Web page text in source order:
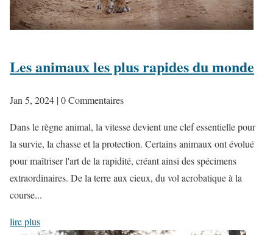
Les animaux les plus rapides du monde
Jan 5, 2024 | 0 Commentaires
Dans le règne animal, la vitesse devient une clef essentielle pour
la survie, la chasse et la protection. Certains animaux ont évolué
pour maîtriser l'art de la rapidité, créant ainsi des spécimens
extraordinaires. De la terre aux cieux, du vol acrobatique à la
course...
lire plus